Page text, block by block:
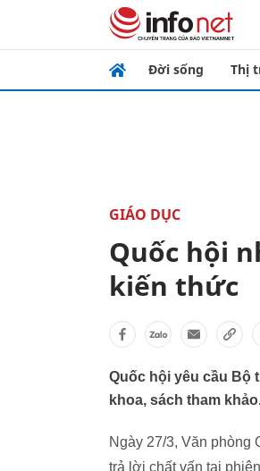
Đời sống Thị
GIÁO DỤC
Quốc hội
kiến thức
Quốc hội yêu cầu Bộ
khoa, sách tham
Ngày 27/3, Văn phòng
trả lời chất vấn tại